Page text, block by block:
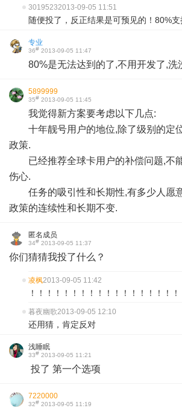
30195232013-09-05 11:51
随便投了，反正结果是可预见的！80%支
专业
36# 2013-09-05 11:47
80%是无法达到的了,不用开发了,洗
5899999
35# 2013-09-05 11:45
我觉得新方案要考虑以下几点:
十年靓号用户的地位,除了级别的定
政策.
已经推荐全球卡用户的补偿问题,不
伤心.
任务的吸引性和长期性,有多少人愿
政策的连续性和长期不变.
匿名成员
34# 2013-09-05 11:37
你们猜猜我投了什么？
凌枫2013-09-05 11:42
！！！！！！！！！！！！！！！！！
暮夜幽歌2013-09-05 12:10
还用猜，肯定反对
浅睡眠
33# 2013-09-05 11:21
投了 第一个选项
7220000
32# 2013-09-05 11:19